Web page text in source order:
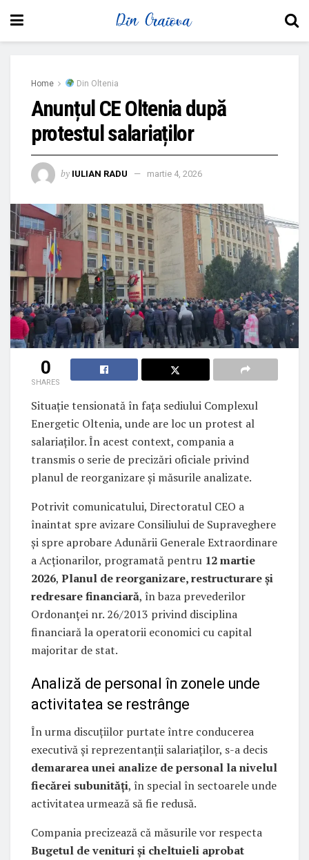
Home Din Oltenia
Anunțul CE Oltenia după
protestul salariaților
by IULIAN RADU martie 4, 2026
0
SHARES
Situație tensionată în fața sediului Complexul
Energetic Oltenia, unde are loc un protest al
salariaților. În acest context, compania a
transmis o serie de precizări oficiale privind
planul de reorganizare și măsurile analizate.
Potrivit comunicatului, Directoratul CEO a
înaintat spre avizare Consiliului de Supraveghere
și spre aprobare Adunării Generale Extraordinare
a Acționarilor, programată pentru 12 martie
2026, Planul de reorganizare, restructurare și
redresare financiară, în baza prevederilor
Ordonanței nr. 26/2013 privind disciplina
financiară la operatorii economici cu capital
majoritar de stat.
Analiză de personal în zonele unde
activitatea se restrânge
În urma discuțiilor purtate între conducerea
executivă și reprezentanții salariaților, s-a decis
demararea unei analize de personal la nivelul
fiecărei subunități, în special în sectoarele unde
activitatea urmează să fie redusă.
Compania precizează că măsurile vor respecta
Bugetul de venituri și cheltuieli aprobat